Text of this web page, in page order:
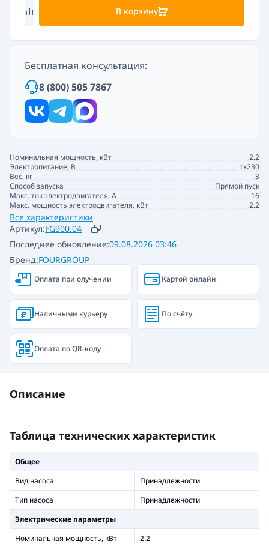
Артикул:FG900.04
Бренд:FOURGROUP
Последнее обновление:09.08.2026 03:46
Номинальная мощность, кВт
2.2
Электропитание, В
1х230
Вес, кг
3
Способ запуска
Прямой пуск
Макс. ток электродвигателя, А
16
Макс. мощность электродвигателя, кВт
2.2
Все характеристики
В корзину
Бесплатная консультация:
8 (800) 505 7867
Оплата при олучении Картой онлайн
Наличными курьеру По счёту
Оплата по QR-коду
Описание
Таблица технических характеристик
Общее
Вид насоса
Принадлежности
Тип насоса
Принадлежности
Электрические параметры
Номинальная мощность, кВт
2.2